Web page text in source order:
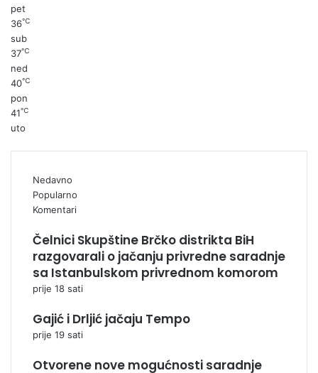
pet
36℃
sub
37℃
ned
40℃
pon
41℃
uto
Nedavno
Popularno
Komentari
Čelnici Skupštine Brčko distrikta BiH
razgovarali o jačanju privredne saradnje
sa Istanbulskom privrednom komorom
prije 18 sati
Gajić i Drljić jačaju Tempo
prije 19 sati
Otvorene nove mogućnosti saradnje